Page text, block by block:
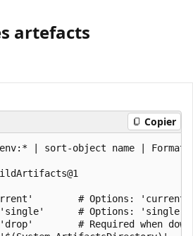
artefacts
Copier
| sort-object name | Format-
# Options:
# Options:
# Required when